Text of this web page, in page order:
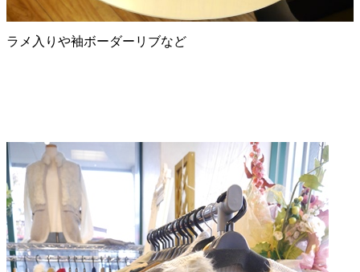
ラメ入りや袖ボーダーリブなど